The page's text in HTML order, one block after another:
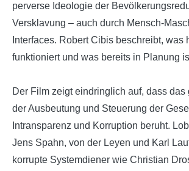
perverse Ideologie der
Versklavung – auch durch Mensch-
Interfaces. Robert Cibis beschreibt, was
funktioniert und was bereits in Planung
Der Film zeigt eindringlich auf, dass das
der Ausbeutung und Steuerung der
Intransparenz und Korruption beruht.
Jens Spahn, von der Leyen und Karl
korrupte Systemdiener wie Christian